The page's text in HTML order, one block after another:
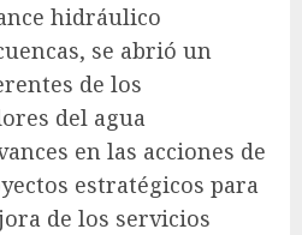
hidráulico
se abrió un
de los
del agua
en las acciones de
estratégicos para
de los servicios